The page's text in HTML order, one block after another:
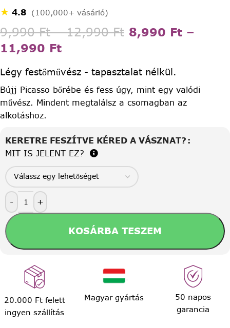
★ 4.8 (100,000+ vásárló)
9,990Ft – 12,990Ft 8,990 Ft –
11,990 Ft
Légy festőművész - tapasztalat nélkül.
Bújj Picasso bőrébe és fess úgy, mint egy valódi
művész. Mindent megtalálsz a csomagban az
alkotáshoz.
KERETRE FESZÍTVE KÉRED A VÁSZNAT?
MIT IS JELENT EZ?
- +
KOSÁRBA TESZEM
20.000 Ft felett
ingyen szállítás
Magyar gyártás
50 napos
garancia